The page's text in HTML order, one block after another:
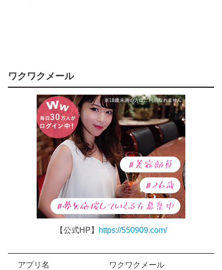
ワクワクメール
【公式HP】 https://550909.com/
アプリ名 ワクワクメール